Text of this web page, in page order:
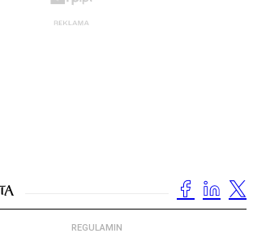
REGULAMIN